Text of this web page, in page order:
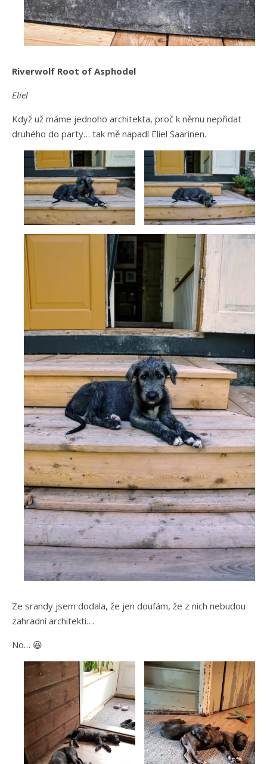
Riverwolf Root of Asphodel
Eliel
Když už máme jednoho architekta, proč k němu nepřidat
druhého do party… tak mě napadl Eliel Saarinen.
Ze srandy jsem dodala, že jen doufám, že z nich nebudou
zahradní architekti….
No… 😆